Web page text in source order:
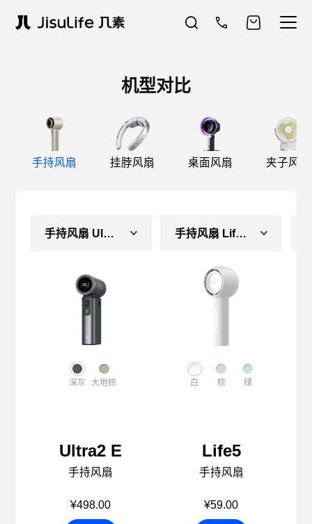
机型对比
手持风扇 挂脖风扇 桌面风扇 夹子风扇
手持风扇 Ultra2 E
深灰 大地棕
Ultra2 E
手持风扇
¥498.00
手持风扇 Life5（常规款）
白 棕 绿
Life5
手持风扇
¥59.00